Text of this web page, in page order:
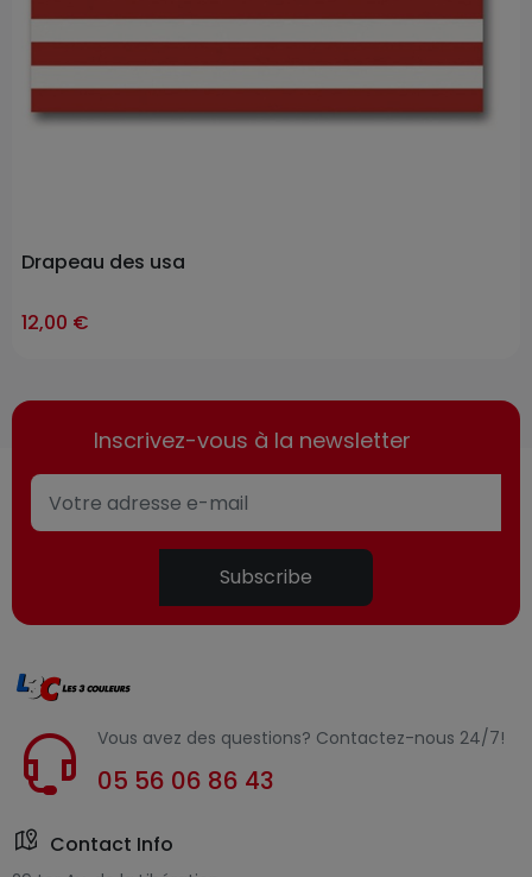
Drapeau des usa
12,00 €
Inscrivez-vous à la newsletter
Subscribe
Vous avez des questions? Contactez-nous 24/7!
05 56 06 86 43
Contact Info